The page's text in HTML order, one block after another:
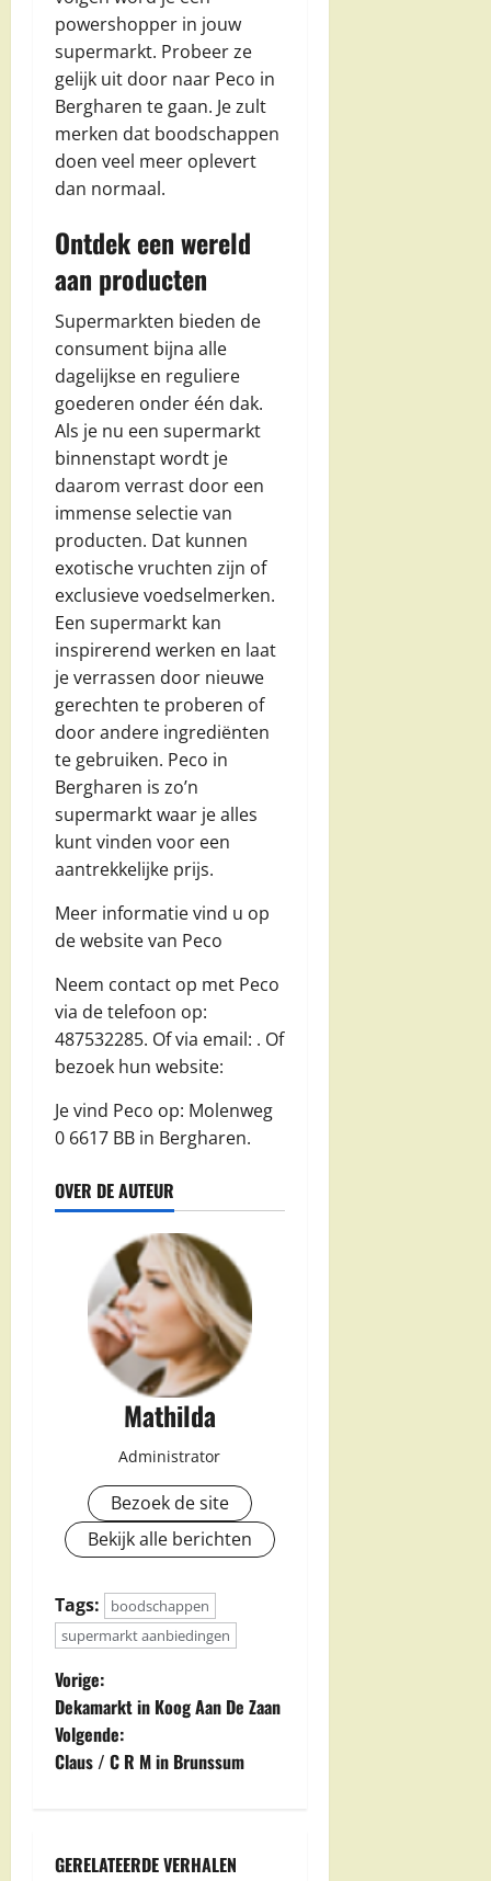
powershopper in jouw
supermarkt. Probeer ze
gelijk uit door naar Peco in
Bergharen te gaan. Je zult
merken dat boodschappen
doen veel meer oplevert
dan normaal.
Ontdek een wereld
aan producten
Supermarkten bieden de
consument bijna alle
dagelijkse en reguliere
goederen onder één dak.
Als je nu een supermarkt
binnenstapt wordt je
daarom verrast door een
immense selectie van
producten. Dat kunnen
exotische vruchten zijn of
exclusieve voedselmerken.
Een supermarkt kan
inspirerend werken en laat
je verrassen door nieuwe
gerechten te proberen of
door andere ingrediënten
te gebruiken. Peco in
Bergharen is zo’n
supermarkt waar je alles
kunt vinden voor een
aantrekkelijke prijs.
Meer informatie vind u op
de website van Peco
Neem contact op met Peco
via de telefoon op:
487532285. Of via email: . Of
bezoek hun website:
Je vind Peco op: Molenweg
0 6617 BB in Bergharen.
OVER DE AUTEUR
Mathilda
Administrator
Bezoek de site
Bekijk alle berichten
Tags:
boodschappen
supermarkt aanbiedingen
B
e
r
Vorige:
Dekamarkt in Koog Aan De Zaan
Volgende:
Claus / C R M in Brunssum
GERELATEERDE VERHALEN